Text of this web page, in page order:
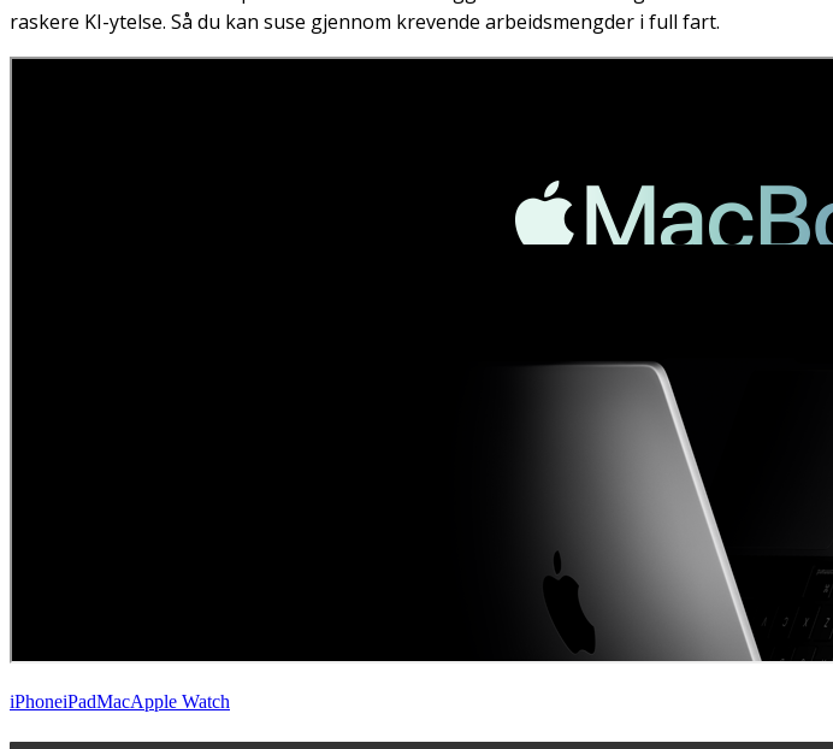
raskere KI-ytelse. Så du kan suse gjennom krevende arbeidsmengder i full fart.
iPhoneiPadMacApple Watch